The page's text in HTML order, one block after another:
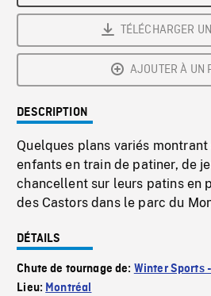
TÉLÉCHARGER
AJOUTER À UN
DESCRIPTION
Quelques plans variés
enfants en train de patiner, de
chancellent sur leurs patins en
des Castors dans le parc du
DÉTAILS
Chute de tournage de: Winter Sports
Lieu: Montréal